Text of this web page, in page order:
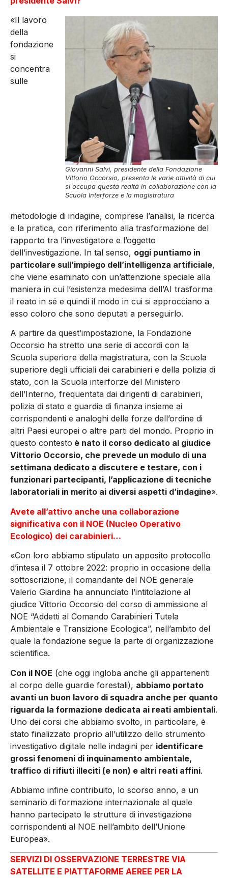
Giovanni Salvi, presidente della Fondazione
Vittorio Occorsio, presenta le varie attività di cui
si occupa questa realtà in collaborazione con la
Scuola Interforze e la magistratura
«Il lavoro
della
fondazione
si
concentra
sulle
metodologie di indagine, comprese l’analisi, la ricerca
e la pratica, con riferimento alla trasformazione del
rapporto tra l’investigatore e l’oggetto
dell’investigazione. In tal senso, oggi puntiamo in
particolare sull’impiego dell’intelligenza artificiale,
che viene esaminato con un’attenzione speciale alla
maniera in cui l’esistenza medesima dell’AI trasforma
il reato in sé e quindi il modo in cui si approcciano a
esso coloro che sono deputati a perseguirlo.
A partire da quest’impostazione, la Fondazione
Occorsio ha stretto una serie di accordi con la
Scuola superiore della magistratura, con la Scuola
superiore degli ufficiali dei carabinieri e della polizia di
stato, con la Scuola interforze del Ministero
dell’Interno, frequentata dai dirigenti di carabinieri,
polizia di stato e guardia di finanza insieme ai
corrispondenti e analoghi delle forze dell’ordine di
altri Paesi europei o altre parti del mondo. Proprio in
questo contesto è nato il corso dedicato al giudice
Vittorio Occorsio, che prevede un modulo di una
settimana dedicato a discutere e testare, con i
funzionari partecipanti, l’applicazione di tecniche
laboratoriali in merito ai diversi aspetti d’indagine».
Avete all’attivo anche una collaborazione
significativa con il NOE (Nucleo Operativo
Ecologico) dei carabinieri…
«Con loro abbiamo stipulato un apposito protocollo
d’intesa il 7 ottobre 2022: proprio in occasione della
sottoscrizione, il comandante del NOE generale
Valerio Giardina ha annunciato l’intitolazione al
giudice Vittorio Occorsio del corso di ammissione al
NOE “Addetti al Comando Carabinieri Tutela
Ambientale e Transizione Ecologica”, nell’ambito del
quale la fondazione segue la parte di organizzazione
scientifica.
Con il NOE (che oggi ingloba anche gli appartenenti
al corpo delle guardie forestali), abbiamo portato
avanti un buon lavoro di squadra anche per quanto
riguarda la formazione dedicata ai reati ambientali.
Uno dei corsi che abbiamo svolto, in particolare, è
stato finalizzato proprio all’utilizzo dello strumento
investigativo digitale nelle indagini per identificare
grossi fenomeni di inquinamento ambientale,
traffico di rifiuti illeciti (e non) e altri reati affini.
Abbiamo infine contribuito, lo scorso anno, a un
seminario di formazione internazionale al quale
hanno partecipato le strutture di investigazione
corrispondenti al NOE nell’ambito dell’Unione
Europea».
SERVIZI DI OSSERVAZIONE TERRESTRE VIA
SATELLITE E PIATTAFORME AEREE PER LA